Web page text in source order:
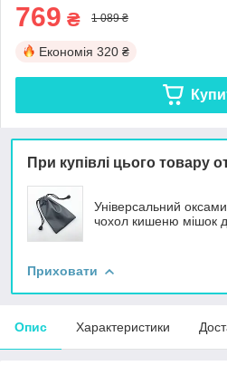
769 ₴ 1 089 ₴
Економія 320 ₴
При купівлі цього товару
Універсальний
чохол кишеню мішок
Приховати
Опис Характеристики